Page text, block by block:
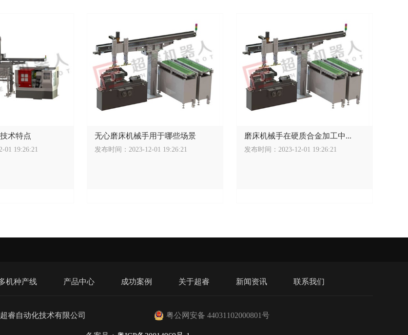
术特点
01 19:26:21
无心磨床机械手用于哪些场景
发布时间：2023-12-01 19:26:21
磨床机械手在硬质合金加工中...
发布时间：2023-12-01 19:26:21
机种产线 产品中心 成功案例 关于超睿 新闻资讯 联系我们
睿自动化技术有限公司 粤公网安备 44031102000801号